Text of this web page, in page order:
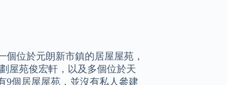
位於元朗新市鎮的居屋屋苑，
屋苑俊宏軒，以及多個位於天
9個居屋屋苑，並沒有私人參建